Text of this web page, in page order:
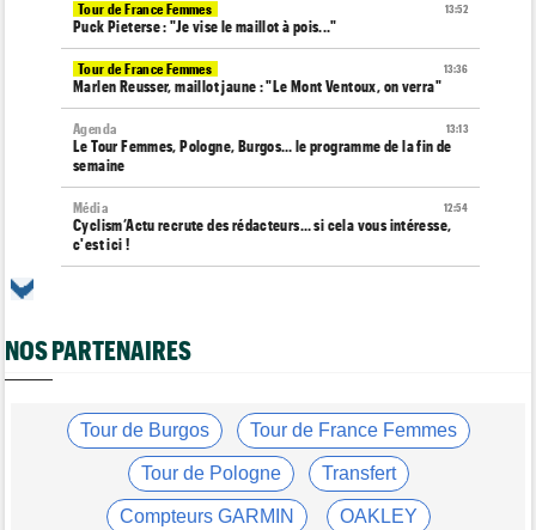
13:52
Tour de France Femmes
Puck Pieterse : "Je vise le maillot à pois..."
13:36
Tour de France Femmes
Marlen Reusser, maillot jaune : "Le Mont Ventoux, on verra"
13:13
Agenda
Le Tour Femmes, Pologne, Burgos… le programme de la fin de
semaine
12:54
Média
Cyclism’Actu recrute des rédacteurs… si cela vous intéresse,
c'est ici !
Tour de France Femmes
11:49
Route
Anton Schiffer victime d'une fracture pour la 2e fois en 2 mois !
Gesink : "Quand j'ai intégré le peloton, le dopage était monnaie
courante"
NOS PARTENAIRES
Tour de Burgos Tour de France Femmes
Tour de Pologne Transfert
Compteurs GARMIN OAKLEY